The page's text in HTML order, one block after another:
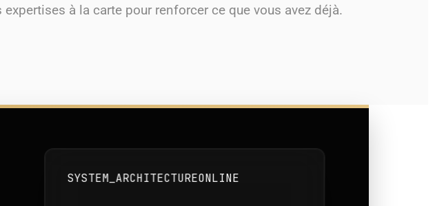
à la carte pour renforcer ce que vous avez déjà.
SYSTEM_ARCHITECTUREONLINE